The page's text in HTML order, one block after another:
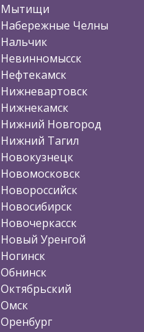
Мытищи
Набережные Челны
Нальчик
Невинномысск
Нефтекамск
Нижневартовск
Нижнекамск
Нижний Новгород
Нижний Тагил
Новокузнецк
Новомосковск
Новороссийск
Новосибирск
Новочеркасск
Новый Уренгой
Ногинск
Обнинск
Октябрьский
Омск
Оренбург